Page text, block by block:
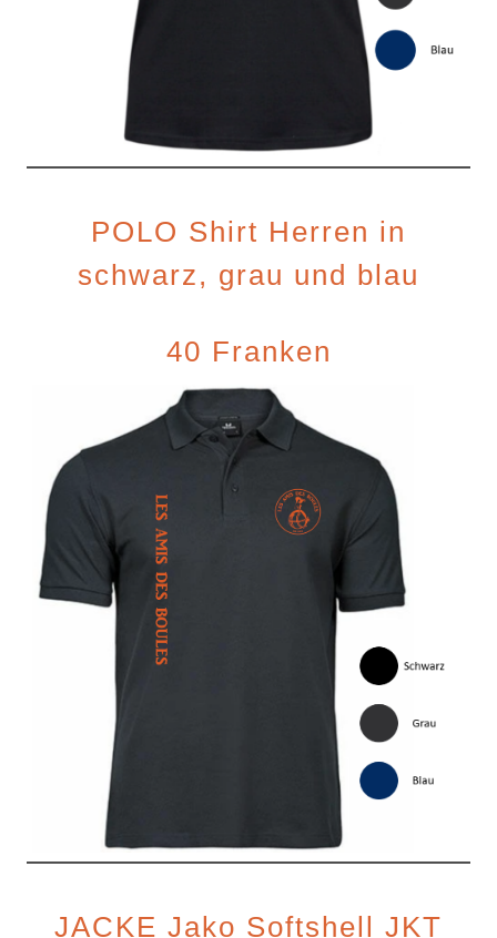
POLO Shirt Herren in
schwarz, grau und blau
40 Franken
JACKE Jako Softshell JKT